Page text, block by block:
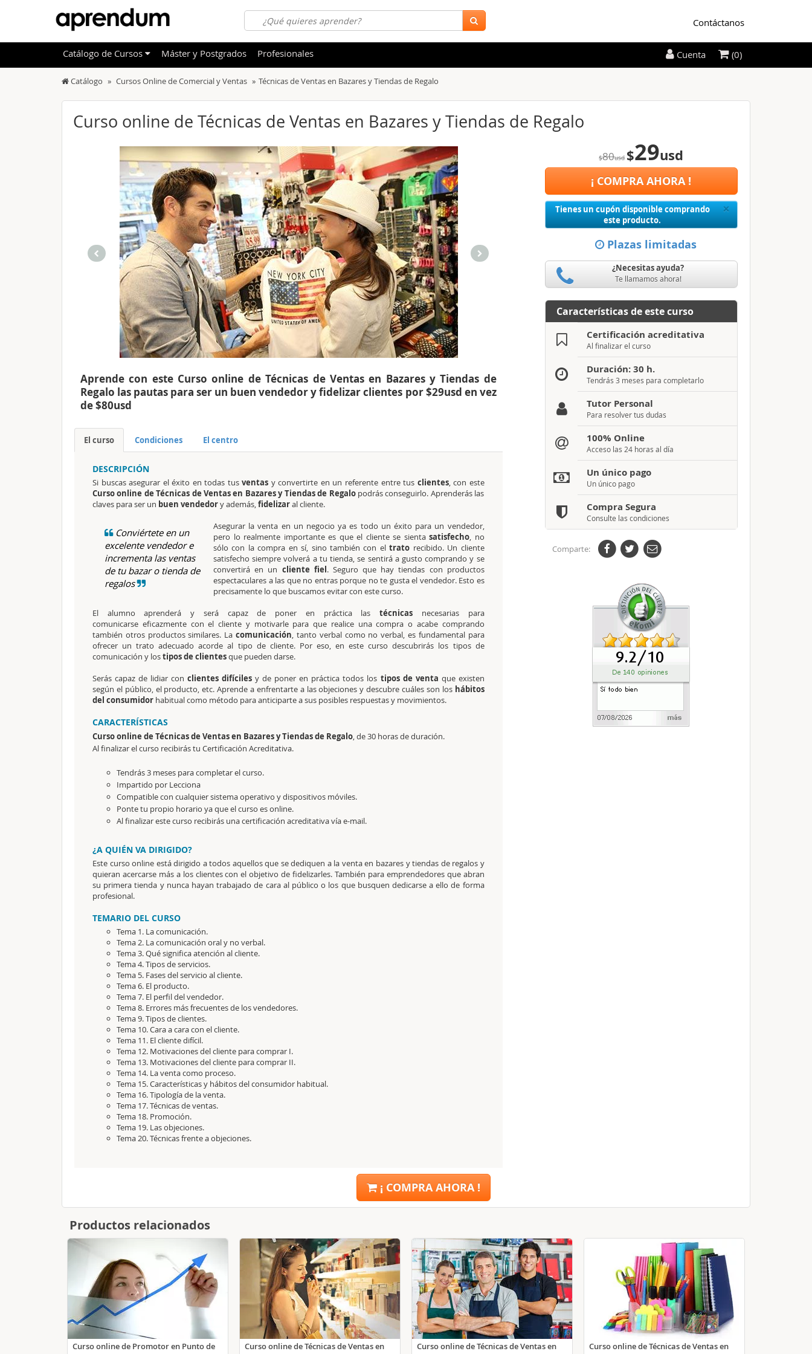
OFERTAS DESTACADAS
NOVEDADES DE NUESTRO CATÁLOGO
Informática
Administración de Empresas
Deportes y Ocio
Educación
Otras Temáticas
Marketing y Comunicación
Acceso Laboral
Finanzas
Belleza y Moda
Comercial y Ventas
Medio Ambiente
Contáctanos
Catálogo Cursos Online de Comercial y Ventas Técnicas de Ventas en Bazares y Tiendas de Regalo
Curso online de Técnicas de Ventas en Bazares y Tiendas de Regalo
Aprende con este Curso online de Técnicas de Ventas en Bazares y Tiendas de
Regalo las pautas para ser un buen vendedor y fidelizar clientes por $29usd en vez
de $80usd
El curso Condiciones El centro
DESCRIPCIÓN
Si buscas asegurar el éxito en todas tusventas y convertirte en un referente entre tus clientes, con este
Curso online de Técnicas de Ventas en Bazares y Tiendas de Regalopodrás conseguirlo. Aprenderás las
claves para ser un buen vendedory además,fidelizaral cliente.
Conviértete en un
excelente vendedor e
incrementa las ventas
de tu bazar o tienda de
regalos
Asegurar la venta en un negocio ya es todo un éxito para un vendedor,
pero lo realmente importante es que el cliente se sientasatisfecho, no
sólo con la compra en sí, sino también con eltrato recibido. Un cliente
satisfecho siempre volverá a tu tienda, se sentirá a gusto comprando y se
convertirá en un cliente fiel. Seguro que hay tiendas con productos
espectaculares a las que no entras porque no te gusta el vendedor. Esto es
precisamente lo que buscamos evitar con este curso.
El alumno aprenderá y será capaz de poner en práctica lastécnicas necesarias para
comunicarse eficazmente con el cliente y motivarle para que realice una compra o acabe comprando
también otros productos similares. Lacomunicación, tanto verbal como no verbal, es fundamental para
ofrecer un trato adecuado acorde al tipo de cliente. Por eso, en este curso descubrirás los tipos de
comunicación y lostipos de clientesque pueden darse.
Serás capaz de lidiar conclientes difíciles y de poner en práctica todos los tipos de venta que existen
según el público, el producto, etc. Aprende a enfrentarte a las objeciones y descubre cuáles son los hábitos
del consumidor habitual como método para anticiparte a sus posibles respuestas y movimientos.
CARACTERÍSTICAS
Curso online de Técnicas de Ventas en Bazares y Tiendas de Regalo, de 30 horas de duración.
Al finalizar el curso recibirás tu Certificación Acreditativa.
Tendrás 3 meses para completar el curso.
Impartido por Lecciona
Compatible con cualquier sistema operativo y dispositivos móviles.
Ponte tu propio horario ya que el curso es online.
Al finalizar este curso recibirás una certificación acreditativa vía e-mail.
¿A QUIÉN VA DIRIGIDO?
Este curso online está dirigido a todos aquellos que se dediquen a la venta en bazares y tiendas de regalos y
quieran acercarse más a los clientes con el objetivo de fidelizarles. También para emprendedores que abran
su primera tienda y nunca hayan trabajado de cara al público o los que busquen dedicarse a ello de forma
profesional.
TEMARIO DEL CURSO
Tema 1. La comunicación.
Tema 2. La comunicación oral y no verbal.
Tema 3. Qué significa atención al cliente.
Tema 4. Tipos de servicios.
Tema 5. Fases del servicio al cliente.
Tema 6. El producto.
Tema 7. El perfil del vendedor.
Tema 8. Errores más frecuentes de los vendedores.
Tema 9. Tipos de clientes.
Tema 10. Cara a cara con el cliente.
Tema 11. El cliente difícil.
Tema 12. Motivaciones del cliente para comprar I.
Tema 13. Motivaciones del cliente para comprar II.
Tema 14. La venta como proceso.
Tema 15. Características y hábitos del consumidor habitual.
Tema 16. Tipología de la venta.
Tema 17. Técnicas de ventas.
Tema 18. Promoción.
Tema 19. Las objeciones.
Tema 20. Técnicas frente a objeciones.
¡ COMPRA AHORA !
$80usd $29usd
¡ COMPRA AHORA !
×Close
Tienes un cupón disponible comprando
este producto.
Plazas limitadas
¿Necesitas ayuda?
Te llamamos ahora!
Características de este curso
Certificación acreditativa
Al finalizar el curso
Duración: 30 h.
Tendrás 3 meses para completarlo
Tutor Personal
Para resolver tus dudas
100% Online
Acceso las 24 horas al día
Un único pago
Un único pago
Compra Segura
Consulte las condiciones
Comparte:
Productos relacionados
Curso online de Promotor en Punto de
Curso online de Técnicas de Ventas en
Curso online de Técnicas de Ventas en
Curso online de Técnicas de Ventas en
Catálogo de Cursos Máster y Postgrados Profesionales Cuenta (0)